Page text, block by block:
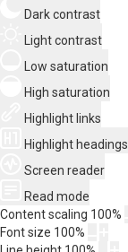
Dark contrast
Light contrast
Low saturation
High saturation
Highlight links
Highlight headings
Screen reader
Read mode
Content scaling 100%
Font size 100%